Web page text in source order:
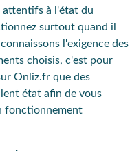
attentifs à l'état du
surtout quand il
l'exigence des
choisis, c'est pour
Onliz.fr que des
état afin de vous
fonctionnement